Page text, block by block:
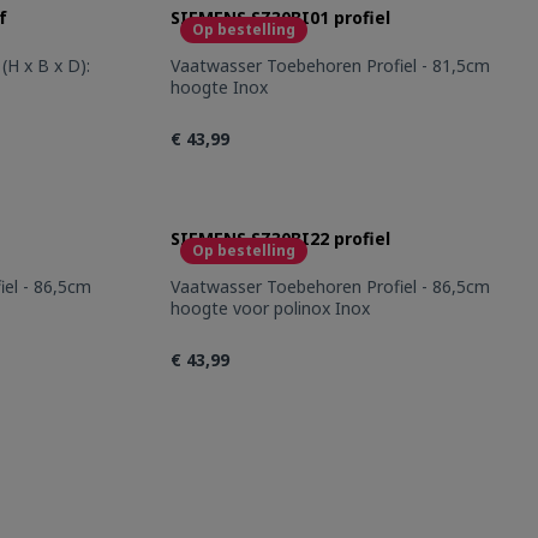
x B x D):
Op bestelling
SIEMENS SZ30BI01 profiel
Vaatwasser Toebehoren Profiel - 81,5cm
hoogte Inox
€ 43,99
Op bestelling
SIEMENS SZ30BI22 profiel
Vaatwasser Toebehoren Profiel - 86,5cm
hoogte voor polinox Inox
€ 43,99